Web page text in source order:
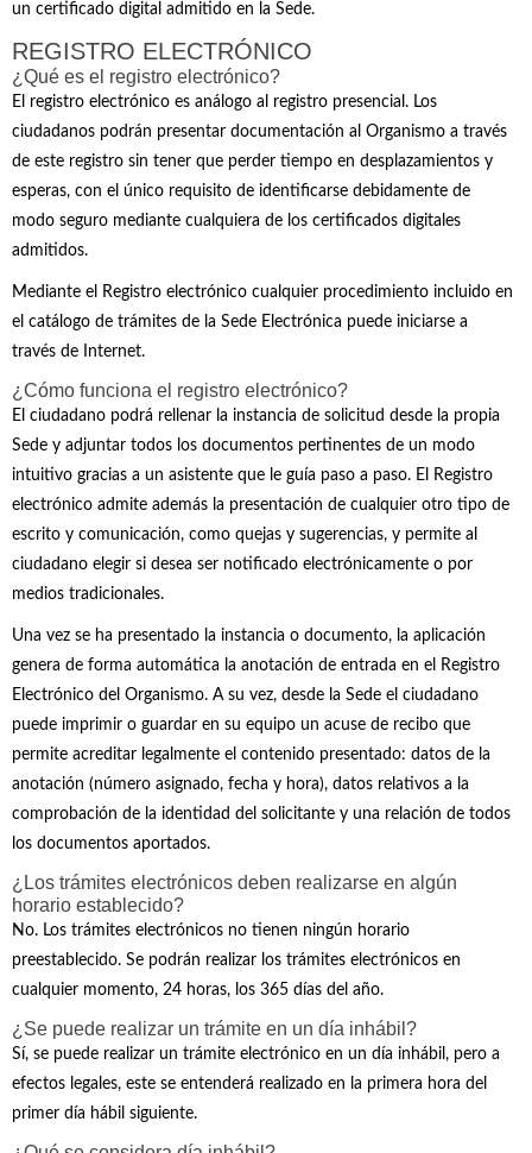
un certificado digital admitido en la Sede.
REGISTRO ELECTRÓNICO
¿Qué es el registro electrónico?
El registro electrónico es análogo al registro presencial. Los
ciudadanos podrán presentar documentación al Organismo a través
de este registro sin tener que perder tiempo en desplazamientos y
esperas, con el único requisito de identificarse debidamente de
modo seguro mediante cualquiera de los certificados digitales
admitidos.
Mediante el Registro electrónico cualquier procedimiento incluido en
el catálogo de trámites de la Sede Electrónica puede iniciarse a
través de Internet.
¿Cómo funciona el registro electrónico?
El ciudadano podrá rellenar la instancia de solicitud desde la propia
Sede y adjuntar todos los documentos pertinentes de un modo
intuitivo gracias a un asistente que le guía paso a paso. El Registro
electrónico admite además la presentación de cualquier otro tipo de
escrito y comunicación, como quejas y sugerencias, y permite al
ciudadano elegir si desea ser notificado electrónicamente o por
medios tradicionales.
Una vez se ha presentado la instancia o documento, la aplicación
genera de forma automática la anotación de entrada en el Registro
Electrónico del Organismo. A su vez, desde la Sede el ciudadano
puede imprimir o guardar en su equipo un acuse de recibo que
permite acreditar legalmente el contenido presentado: datos de la
anotación (número asignado, fecha y hora), datos relativos a la
comprobación de la identidad del solicitante y una relación de todos
los documentos aportados.
¿Los trámites electrónicos deben realizarse en algún
horario establecido?
No. Los trámites electrónicos no tienen ningún horario
preestablecido. Se podrán realizar los trámites electrónicos en
cualquier momento, 24 horas, los 365 días del año.
¿Se puede realizar un trámite en un día inhábil?
Sí, se puede realizar un trámite electrónico en un día inhábil, pero a
efectos legales, este se entenderá realizado en la primera hora del
primer día hábil siguiente.